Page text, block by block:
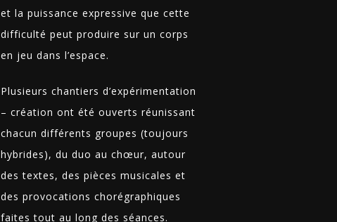
et la puissance expressive que cette
difficulté peut produire sur un corps
en jeu dans l’espace.
Plusieurs chantiers d’expérimentation
– création ont été ouverts réunissant
chacun différents groupes (toujours
hybrides), du duo au chœur, autour
des textes, des pièces musicales et
des provocations chorégraphiques
faites tout au long des séances.